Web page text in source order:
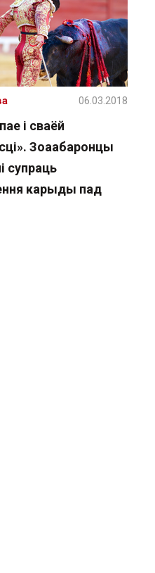
і сваёй
Зоаабаронцы
супраць
карыды пад
06.03.2018